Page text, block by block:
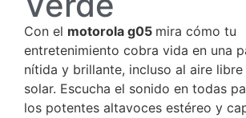
Con el motorola g05 mira cómo tu
entretenimiento cobra vida en una
nítida y brillante, incluso al aire
solar. Escucha el sonido en todas
los potentes altavoces estéreo y